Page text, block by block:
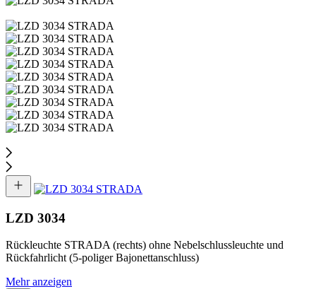
LZD 3034
Rückleuchte STRADA (rechts) ohne Nebelschlussleuchte und
Rückfahrlicht (5-poliger Bajonettanschluss)
Mehr anzeigen